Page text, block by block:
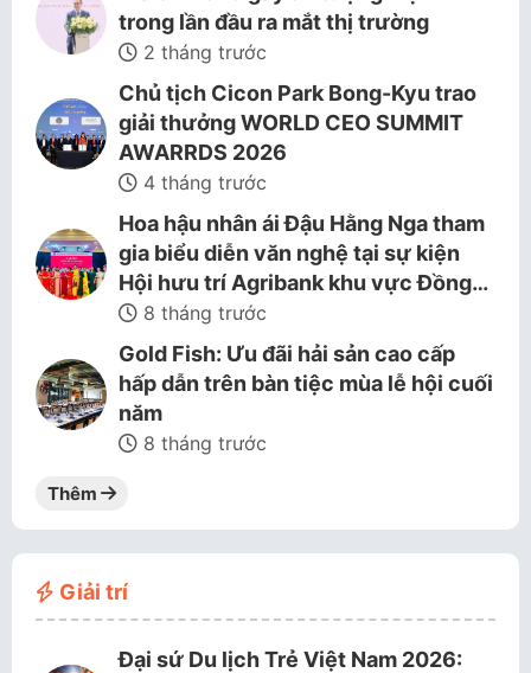
trong lần đầu ra mắt thị trường
2 tháng trước
Chủ tịch Cicon Park Bong-Kyu trao
giải thưởng WORLD CEO SUMMIT
AWARRDS 2026
4 tháng trước
Hoa hậu nhân ái Đậu Hằng Nga tham
gia biểu diễn văn nghệ tại sự kiện
Hội hưu trí Agribank khu vực Đồng…
8 tháng trước
Gold Fish: Ưu đãi hải sản cao cấp
hấp dẫn trên bàn tiệc mùa lễ hội cuối
năm
8 tháng trước
Thêm
Giải trí
Đại sứ Du lịch Trẻ Việt Nam 2026: